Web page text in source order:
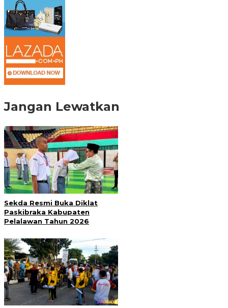
Jangan Lewatkan
Sekda Resmi Buka Diklat
Paskibraka Kabupaten
Pelalawan Tahun 2026